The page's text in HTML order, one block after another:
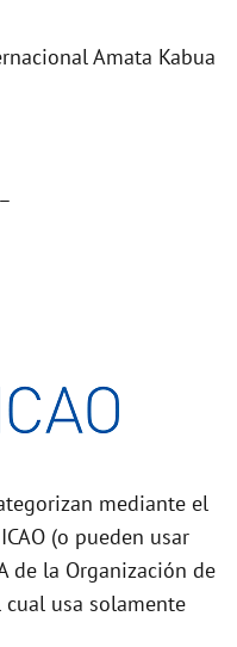
Amata Kabua
–
mediante el
(o pueden usar
de la Organización de
usa solamente